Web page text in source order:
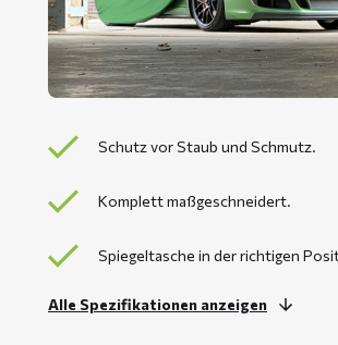
Schutz vor Staub und Schmutz.
Komplett maßgeschneidert.
Spiegeltasche in der richtigen
Alle Spezifikationen anzeigen